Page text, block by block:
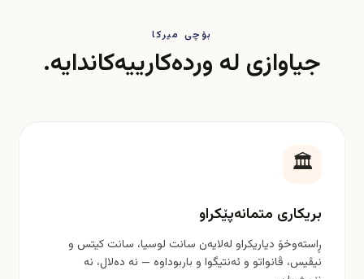
بۆچی میرکا
جیاوازی لە وردەکارییەکاندایە.
🏛️
بریکاری متمانەپێکراو
ڕاستەوخۆ دیاریکراو لەلایەن سانت لوسیا، سانت کیتس و
نیڤیس، ڤانواتو و ئەنتیگوا و باربوداوە — نە دەلال، نە